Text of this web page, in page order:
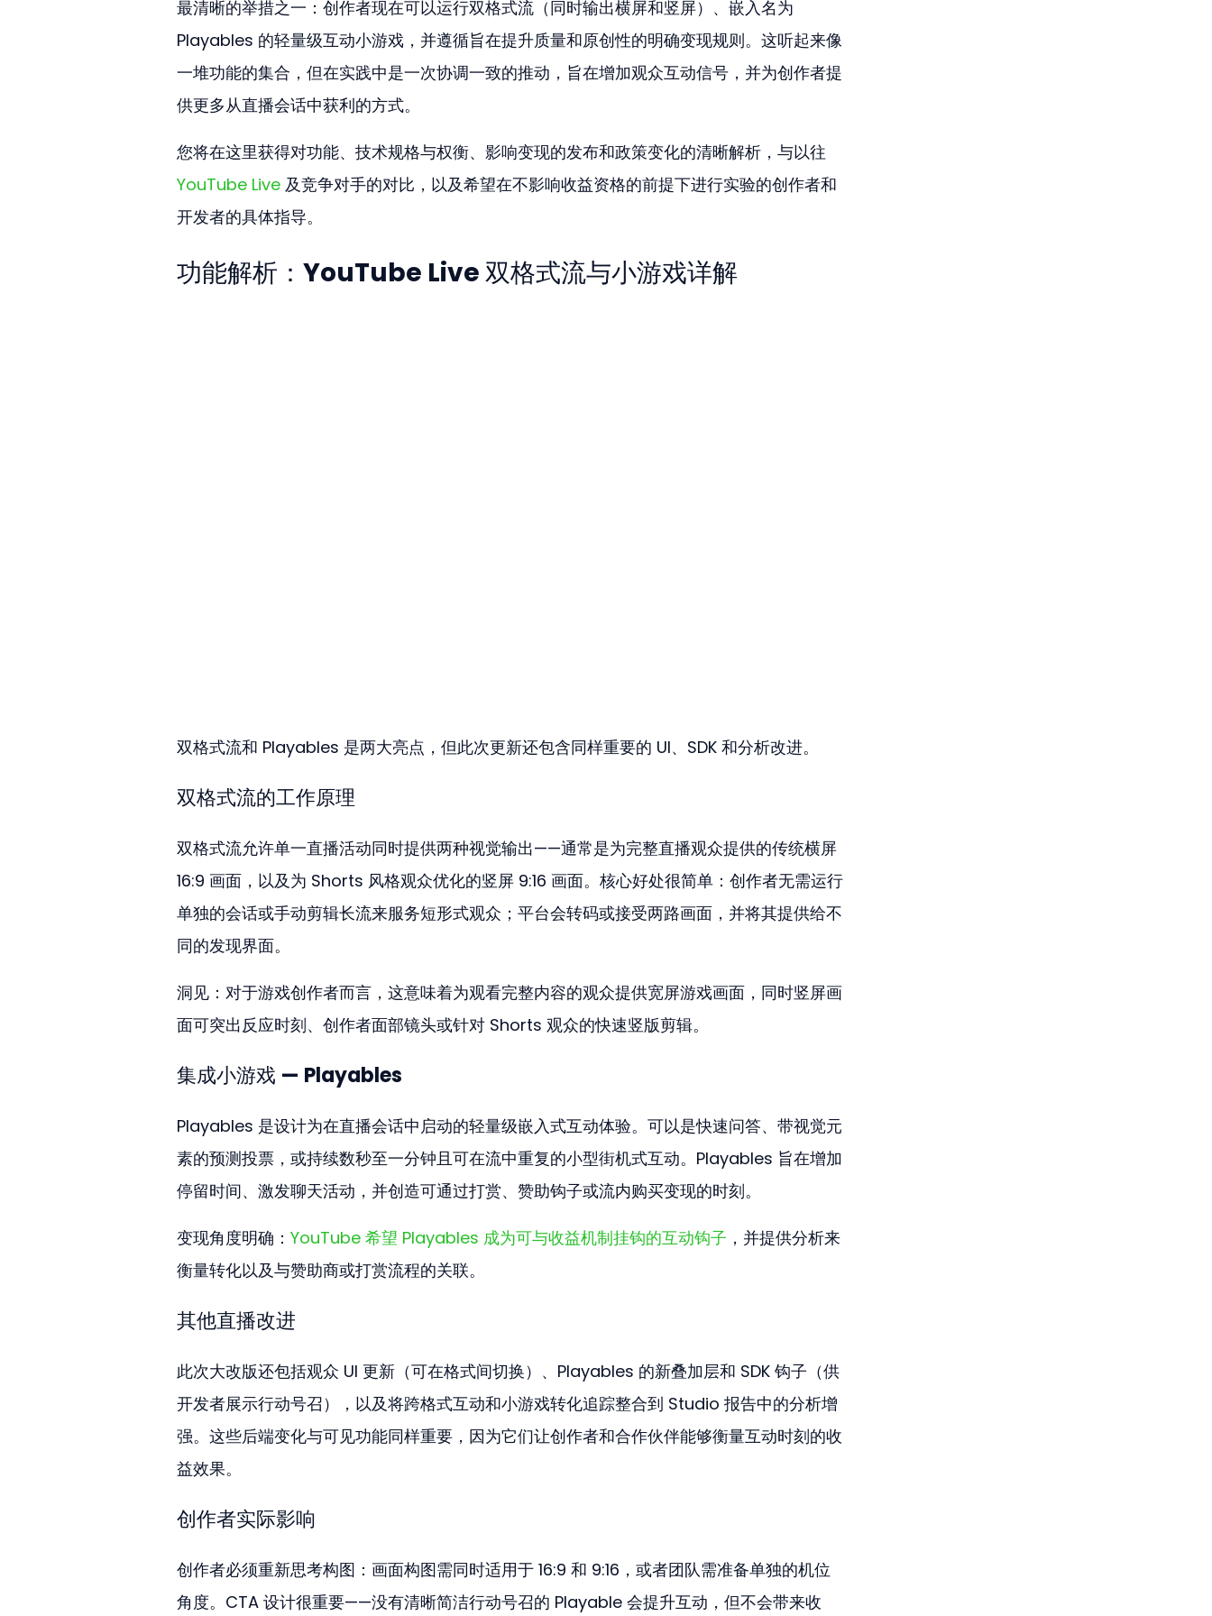
最清晰的举措之一：创作者现在可以运行双格式流（同时输出横屏和竖屏）、嵌入名为
Playables 的轻量级互动小游戏，并遵循旨在提升质量和原创性的明确变现规则。这听起来像
一堆功能的集合，但在实践中是一次协调一致的推动，旨在增加观众互动信号，并为创作者提
供更多从直播会话中获利的方式。
您将在这里获得对功能、技术规格与权衡、影响变现的发布和政策变化的清晰解析，与以往
YouTube Live 及竞争对手的对比，以及希望在不影响收益资格的前提下进行实验的创作者和
开发者的具体指导。
功能解析：YouTube Live 双格式流与小游戏详解
双格式流和 Playables 是两大亮点，但此次更新还包含同样重要的 UI、SDK 和分析改进。
双格式流的工作原理
双格式流允许单一直播活动同时提供两种视觉输出——通常是为完整直播观众提供的传统横屏
16:9 画面，以及为 Shorts 风格观众优化的竖屏 9:16 画面。核心好处很简单：创作者无需运行
单独的会话或手动剪辑长流来服务短形式观众；平台会转码或接受两路画面，并将其提供给不
同的发现界面。
洞见：对于游戏创作者而言，这意味着为观看完整内容的观众提供宽屏游戏画面，同时竖屏画
面可突出反应时刻、创作者面部镜头或针对 Shorts 观众的快速竖版剪辑。
集成小游戏 — Playables
Playables 是设计为在直播会话中启动的轻量级嵌入式互动体验。可以是快速问答、带视觉元
素的预测投票，或持续数秒至一分钟且可在流中重复的小型街机式互动。Playables 旨在增加
停留时间、激发聊天活动，并创造可通过打赏、赞助钩子或流内购买变现的时刻。
变现角度明确： YouTube 希望 Playables 成为可与收益机制挂钩的互动钩子 ，并提供分析来
衡量转化以及与赞助商或打赏流程的关联。
其他直播改进
此次大改版还包括观众 UI 更新（可在格式间切换）、Playables 的新叠加层和 SDK 钩子（供
开发者展示行动号召），以及将跨格式互动和小游戏转化追踪整合到 Studio 报告中的分析增
强。这些后端变化与可见功能同样重要，因为它们让创作者和合作伙伴能够衡量互动时刻的收
益效果。
创作者实际影响
创作者必须重新思考构图：画面构图需同时适用于 16:9 和 9:16，或者团队需准备单独的机位
角度。CTA 设计很重要——没有清晰简洁行动号召的 Playable 会提升互动，但不会带来收